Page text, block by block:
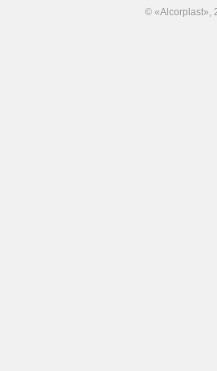
© «Alcorplast»,